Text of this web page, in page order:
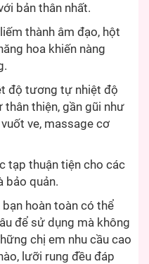
bản thân nhất.
thành âm đạo, hột
hoa khiến nàng
độ tương tự nhiệt độ
thiện, gần gũi như
ve, massage cơ
tạp thuận tiện cho các
bảo quản.
hoàn toàn có thể
để sử dụng mà không
chị em nhu cầu cao
lưỡi rung đều đáp